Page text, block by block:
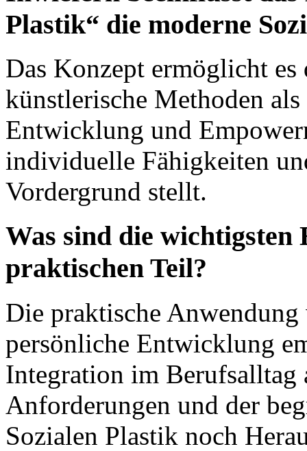
Plastik“ die moderne
Das Konzept ermöglicht
künstlerische Methoden
Entwicklung und
individuelle Fähigkeiten
Vordergrund stellt.
Was sind die wichtigsten
praktischen Teil?
Die praktische
persönliche Entwicklung
Integration im
Anforderungen und der
Sozialen Plastik noch